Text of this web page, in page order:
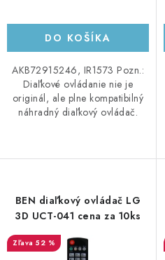
DO KOŠÍKA
AKB72915246, IR1573 Pozn.:
Diaľkové ovládanie nie je
originál, ale plne kompatibilný
náhradný diaľkový ovládač.
BEN diaľkový ovládač LG
3D UCT-041 cena za 10ks
52 %